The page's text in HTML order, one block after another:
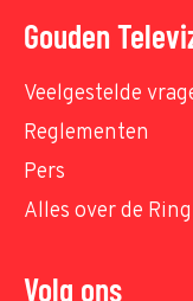
Gouden
Veelgestelde
Reglementen
Pers
Alles over de Ring
Volg ons